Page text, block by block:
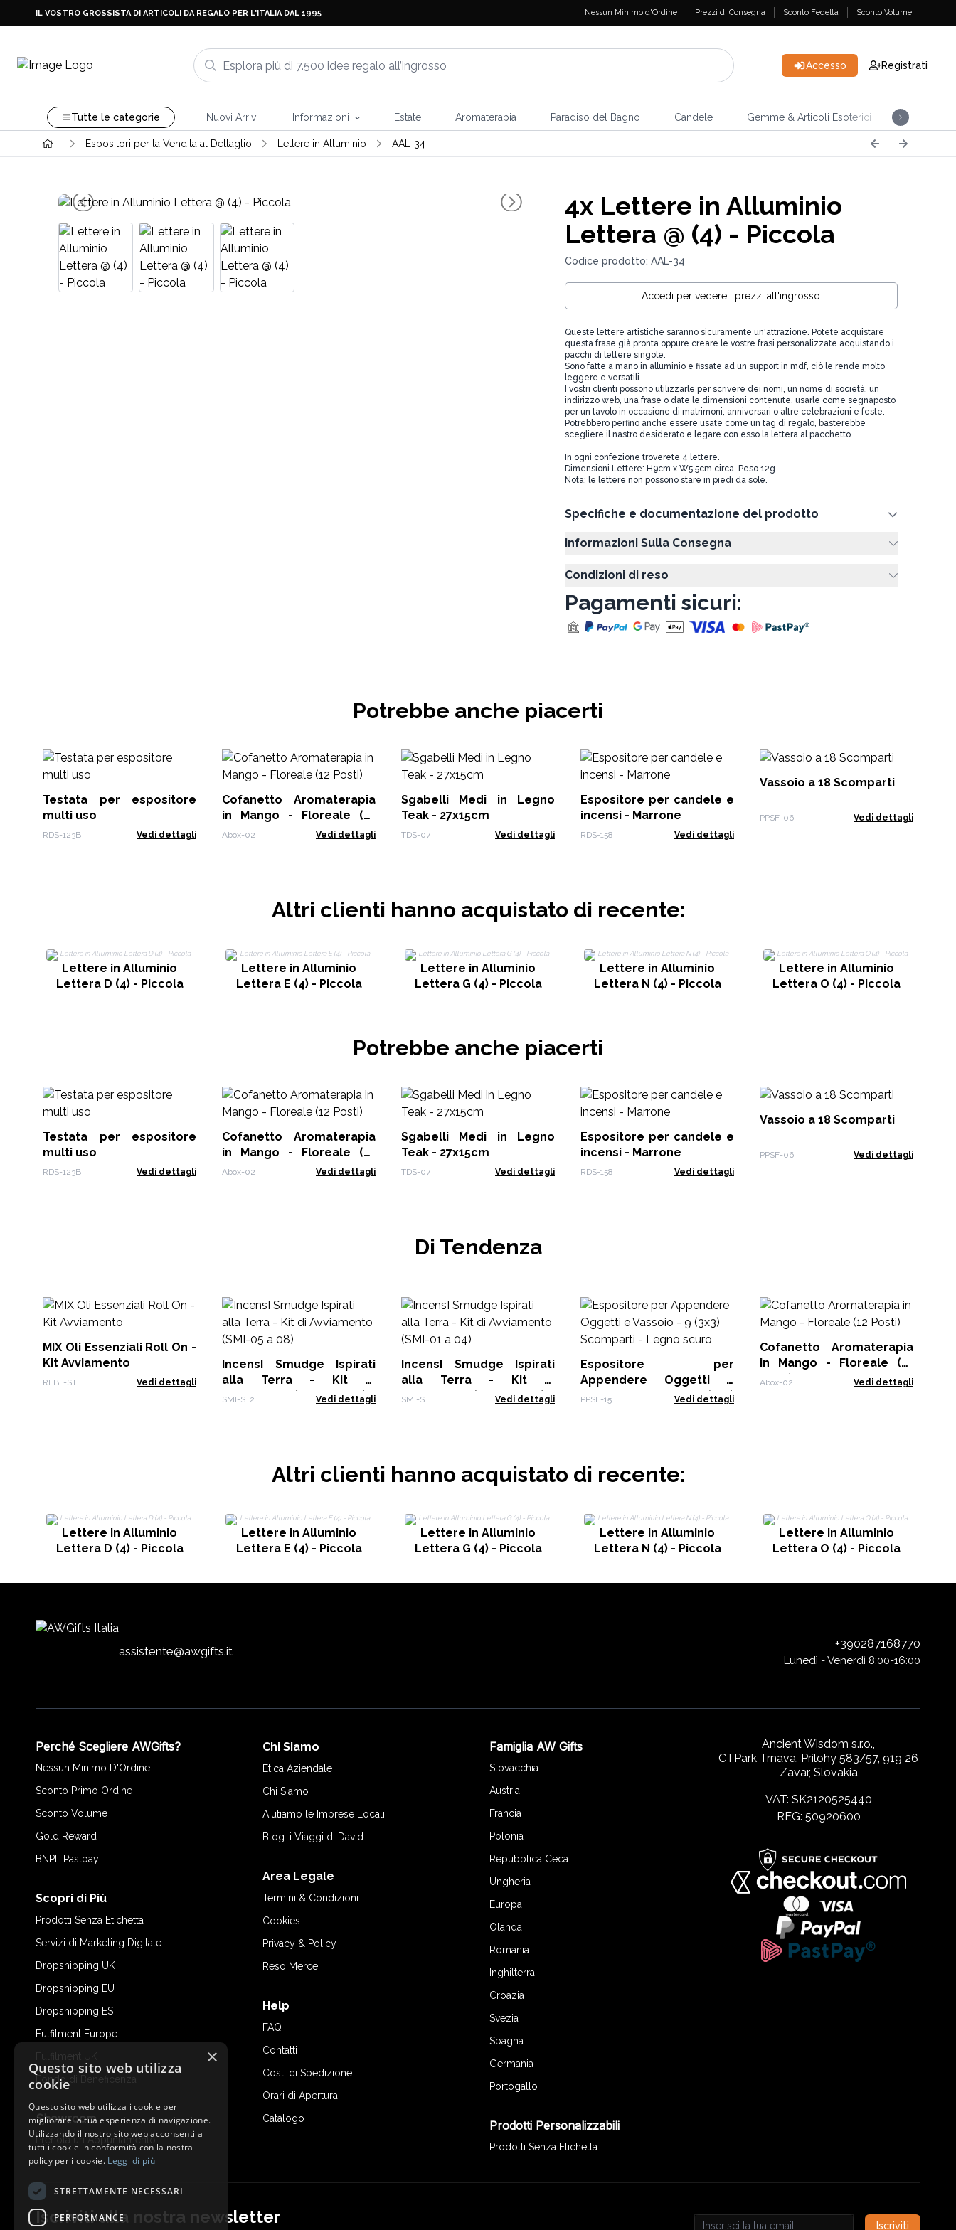
IL VOSTRO GROSSISTA DI ARTICOLI DA REGALO PER L'ITALIA DAL 1995 Nessun Minimo d'Ordine Prezzi di Consegna Sconto Fedeltà Sconto Volume
Accesso Registrati
Tutte le categorie Nuovi Arrivi Informazioni Estate Aromaterapia Paradiso del Bagno Candele Gemme & Articoli Esoterici Incensi
Espositori per la Vendita al Dettaglio Lettere in Alluminio AAL-34
4xLettere in Alluminio
Lettera @ (4) - Piccola
Codice prodotto: AAL-34
Accedi per vedere i prezzi all'ingrosso
Queste lettere artistiche saranno sicuramente un'attrazione. Potete acquistare
questa frase già pronta oppure creare le vostre frasi personalizzate acquistando i
pacchi di lettere singole.
Sono fatte a mano in alluminio e fissate ad un support in mdf, ciò le rende molto
leggere e versatili.
I vostri clienti possono utilizzarle per scrivere dei nomi, un nome di società, un
indirizzo web, una frase o date le dimensioni contenute, usarle come segnaposto
per un tavolo in occasione di matrimoni, anniversari o altre celebrazioni e feste.
Potrebbero perfino anche essere usate come un tag di regalo, basterebbe
scegliere il nastro desiderato e legare con esso la lettera al pacchetto.
In ogni confezione troverete 4 lettere.
Dimensioni Lettere: H9cm x W5.5cm circa. Peso 12g
Nota: le lettere non possono stare in piedi da sole.
Specifiche e documentazione del prodotto
Informazioni Sulla Consegna
Condizioni di reso
Pagamenti sicuri:
Potrebbe anche piacerti
Testata per espositore
multi uso
RDS-123B Vedi dettagli
Cofanetto Aromaterapia
in Mango - Floreale (12
Posti)
Abox-02 Vedi dettagli
Sgabelli Medi in Legno
Teak - 27x15cm
TDS-07 Vedi dettagli
Espositore per candele e
incensi - Marrone
RDS-158 Vedi dettagli
Vassoio a 18 Scomparti
PPSF-06 Vedi dettagli
Altri clienti hanno acquistato di recente:
Lettere in Alluminio
Lettera D (4) - Piccola
Lettere in Alluminio
Lettera E (4) - Piccola
Lettere in Alluminio
Lettera G (4) - Piccola
Lettere in Alluminio
Lettera N (4) - Piccola
Lettere in Alluminio
Lettera O (4) - Piccola
Potrebbe anche piacerti
Testata per espositore
multi uso
RDS-123B Vedi dettagli
Cofanetto Aromaterapia
in Mango - Floreale (12
Posti)
Abox-02 Vedi dettagli
Sgabelli Medi in Legno
Teak - 27x15cm
TDS-07 Vedi dettagli
Espositore per candele e
incensi - Marrone
RDS-158 Vedi dettagli
Vassoio a 18 Scomparti
PPSF-06 Vedi dettagli
Di Tendenza
MIX Oli Essenziali Roll On -
Kit Avviamento
REBL-ST Vedi dettagli
IncensI Smudge Ispirati
alla Terra - Kit di
Avviamento (SMI-05 a 08)
SMI-ST2 Vedi dettagli
IncensI Smudge Ispirati
alla Terra - Kit di
Avviamento (SMI-01 a 04)
SMI-ST Vedi dettagli
Espositore per
Appendere Oggetti e
Vassoio - 9 (3x3)
PPSF-15 Vedi dettagli
Cofanetto Aromaterapia
in Mango - Floreale (12
Posti)
Abox-02 Vedi dettagli
Altri clienti hanno acquistato di recente:
Lettere in Alluminio
Lettera D (4) - Piccola
Lettere in Alluminio
Lettera E (4) - Piccola
Lettere in Alluminio
Lettera G (4) - Piccola
Lettere in Alluminio
Lettera N (4) - Piccola
Lettere in Alluminio
Lettera O (4) - Piccola
assistente@awgifts.it
+390287168770
Lunedì - Venerdì 8:00-16:00
Perché Scegliere AWGifts?
Nessun Minimo D'Ordine
Sconto Primo Ordine
Sconto Volume
Gold Reward
BNPL Pastpay
Scopri di Più
Prodotti Senza Etichetta
Servizi di Marketing Digitale
Dropshipping UK
Dropshipping EU
Dropshipping ES
Fulfilment Europe
Fulfilment UK
Fondo di Beneficenza
Showroom
Prenota un Appuntamento
Chi Siamo
Etica Aziendale
Chi Siamo
Aiutiamo le Imprese Locali
Blog: i Viaggi di David
Area Legale
Termini & Condizioni
Cookies
Privacy & Policy
Reso Merce
Help
FAQ
Contatti
Costi di Spedizione
Orari di Apertura
Catalogo
Famiglia AW Gifts
Slovacchia
Austria
Francia
Polonia
Repubblica Ceca
Ungheria
Europa
Olanda
Romania
Inghilterra
Croazia
Svezia
Spagna
Germania
Portogallo
Prodotti Personalizzabili
Prodotti Senza Etichetta
Ancient Wisdom s.r.o.,
CTPark Trnava, Prílohy 583/57, 919 26
Zavar, Slovakia
VAT: SK2120525440
REG: 50920600
Iscriviti alla nostra newsletter Iscriviti
×
Questo sito web utilizza
cookie
Questo sito web utilizza i cookie per
migliorare la tua esperienza di navigazione.
Utilizzando il nostro sito web acconsenti a
tutti i cookie in conformità con la nostra
policy per i cookie. Leggi di più
STRETTAMENTE NECESSARI
PERFORMANCE